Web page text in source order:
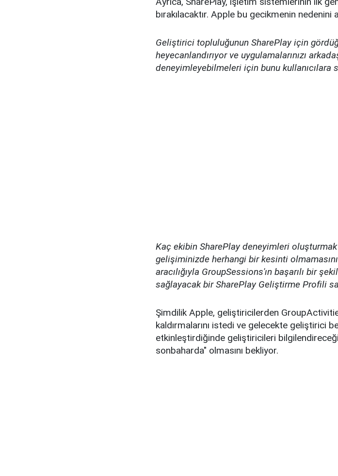
bırakılacaktır. Apple bu gecikmenin nedenini
Geliştirici topluluğunun SharePlay için
heyecanlandırıyor ve uygulamalarınızı
deneyimleyebilmeleri için bunu kullanıcılara
Kaç ekibin SharePlay deneyimleri
gelişiminizde herhangi bir kesinti
aracılığıyla GroupSessions'ın başarılı bir
sağlayacak bir SharePlay Geliştirme Profili
Şimdilik Apple, geliştiricilerden
kaldırmalarını istedi ve gelecekte geliştirici
etkinleştirdiğinde geliştiricileri
sonbaharda" olmasını bekliyor.